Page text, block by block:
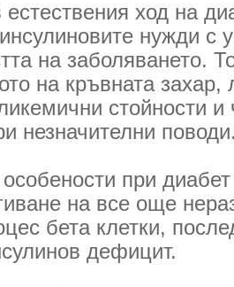
естествения ход на
нужди с
на заболяването.
на кръвната
стойности и
незначителни
при
на все още
бета клетки,
дефицит.